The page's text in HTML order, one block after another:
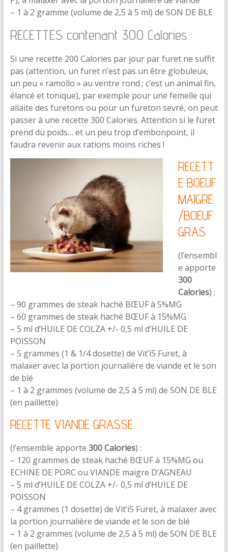
– 1 à 2 gramme (volume de 2,5 à 5 ml) de SON DE BLE
RECETTES contenant 300 Calories :
Si une recette 200 Calories par jour par furet ne suffit
pas (attention, un furet n’est pas un être globuleux,
un peu « ramollo » au ventre rond ; c’est un animal fin,
élancé et tonique), par exemple pour une femelle qui
allaite des furetons ou pour un fureton sevré, on peut
passer à une recette 300 Calories. Attention si le furet
prend du poids… et un peu trop d’embonpoint, il
faudra revenir aux rations moins riches !
RECETT
E BOEUF
MAIGRE
/BOEUF
GRAS
(l’ensembl
e apporte
300
Calories) :
– 90 grammes de steak haché BŒUF à 5%MG
– 60 grammes de steak haché BŒUF à 15%MG
– 5 ml d’HUILE DE COLZA +/- 0,5 ml d’HUILE DE
POISSON
– 5 grammes (1 & 1/4 dosette) de Vit’i5 Furet, à
malaxer avec la portion journalière de viande et le son
de blé
– 1 à 2 grammes (volume de 2,5 à 5 ml) de SON DE BLE
(en paillette)
RECETTE VIANDE GRASSE
(l’ensemble apporte 300 Calories) :
– 120 grammes de steak haché BŒUF à 15%MG ou
ECHINE DE PORC ou VIANDE maigre D’AGNEAU
– 5 ml d’HUILE DE COLZA +/- 0,5 ml d’HUILE DE
POISSON
– 4 grammes (1 dosette) de Vit’i5 Furet, à malaxer avec
la portion journalière de viande et le son de blé
– 1 à 2 grammes (volume de 2,5 à 5 ml) de SON DE BLE
(en paillette)